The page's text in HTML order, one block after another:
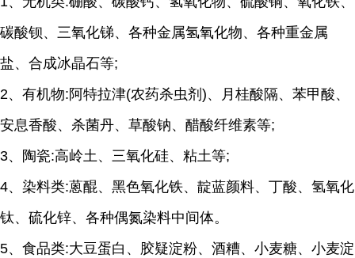
碳酸钡、三氧化锑、各种金属氢氧化物、各种重金属
盐、合成冰晶石等;
2、有机物:阿特拉津(农药杀虫剂)、月桂酸隔、苯甲酸、
安息香酸、杀菌丹、草酸钠、醋酸纤维素等;
3、陶瓷:高岭土、三氧化硅、粘土等;
4、染料类:蒽醌、黑色氧化铁、靛蓝颜料、丁酸、氢氧化
钛、硫化锌、各种偶氮染料中间体。
5、食品类:大豆蛋白、胶疑淀粉、酒糟、小麦糖、小麦淀